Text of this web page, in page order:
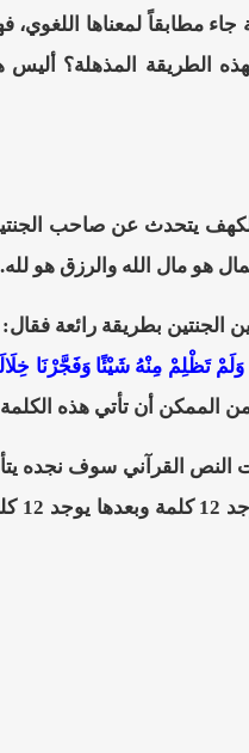
جاء مطابقاً لمعناها
الطريقة المذهلة؟ أليس
يتحدث عن صاحب الجنتين
هو مال الله والرزق هو
الجنتين بطريقة رائعة
تَظْلِمْ مِنْهُ شَيْئًا وَفَجَّرْنَا
الممكن أن تأتي هذه
القرآني سوف نجده يتألف من 25